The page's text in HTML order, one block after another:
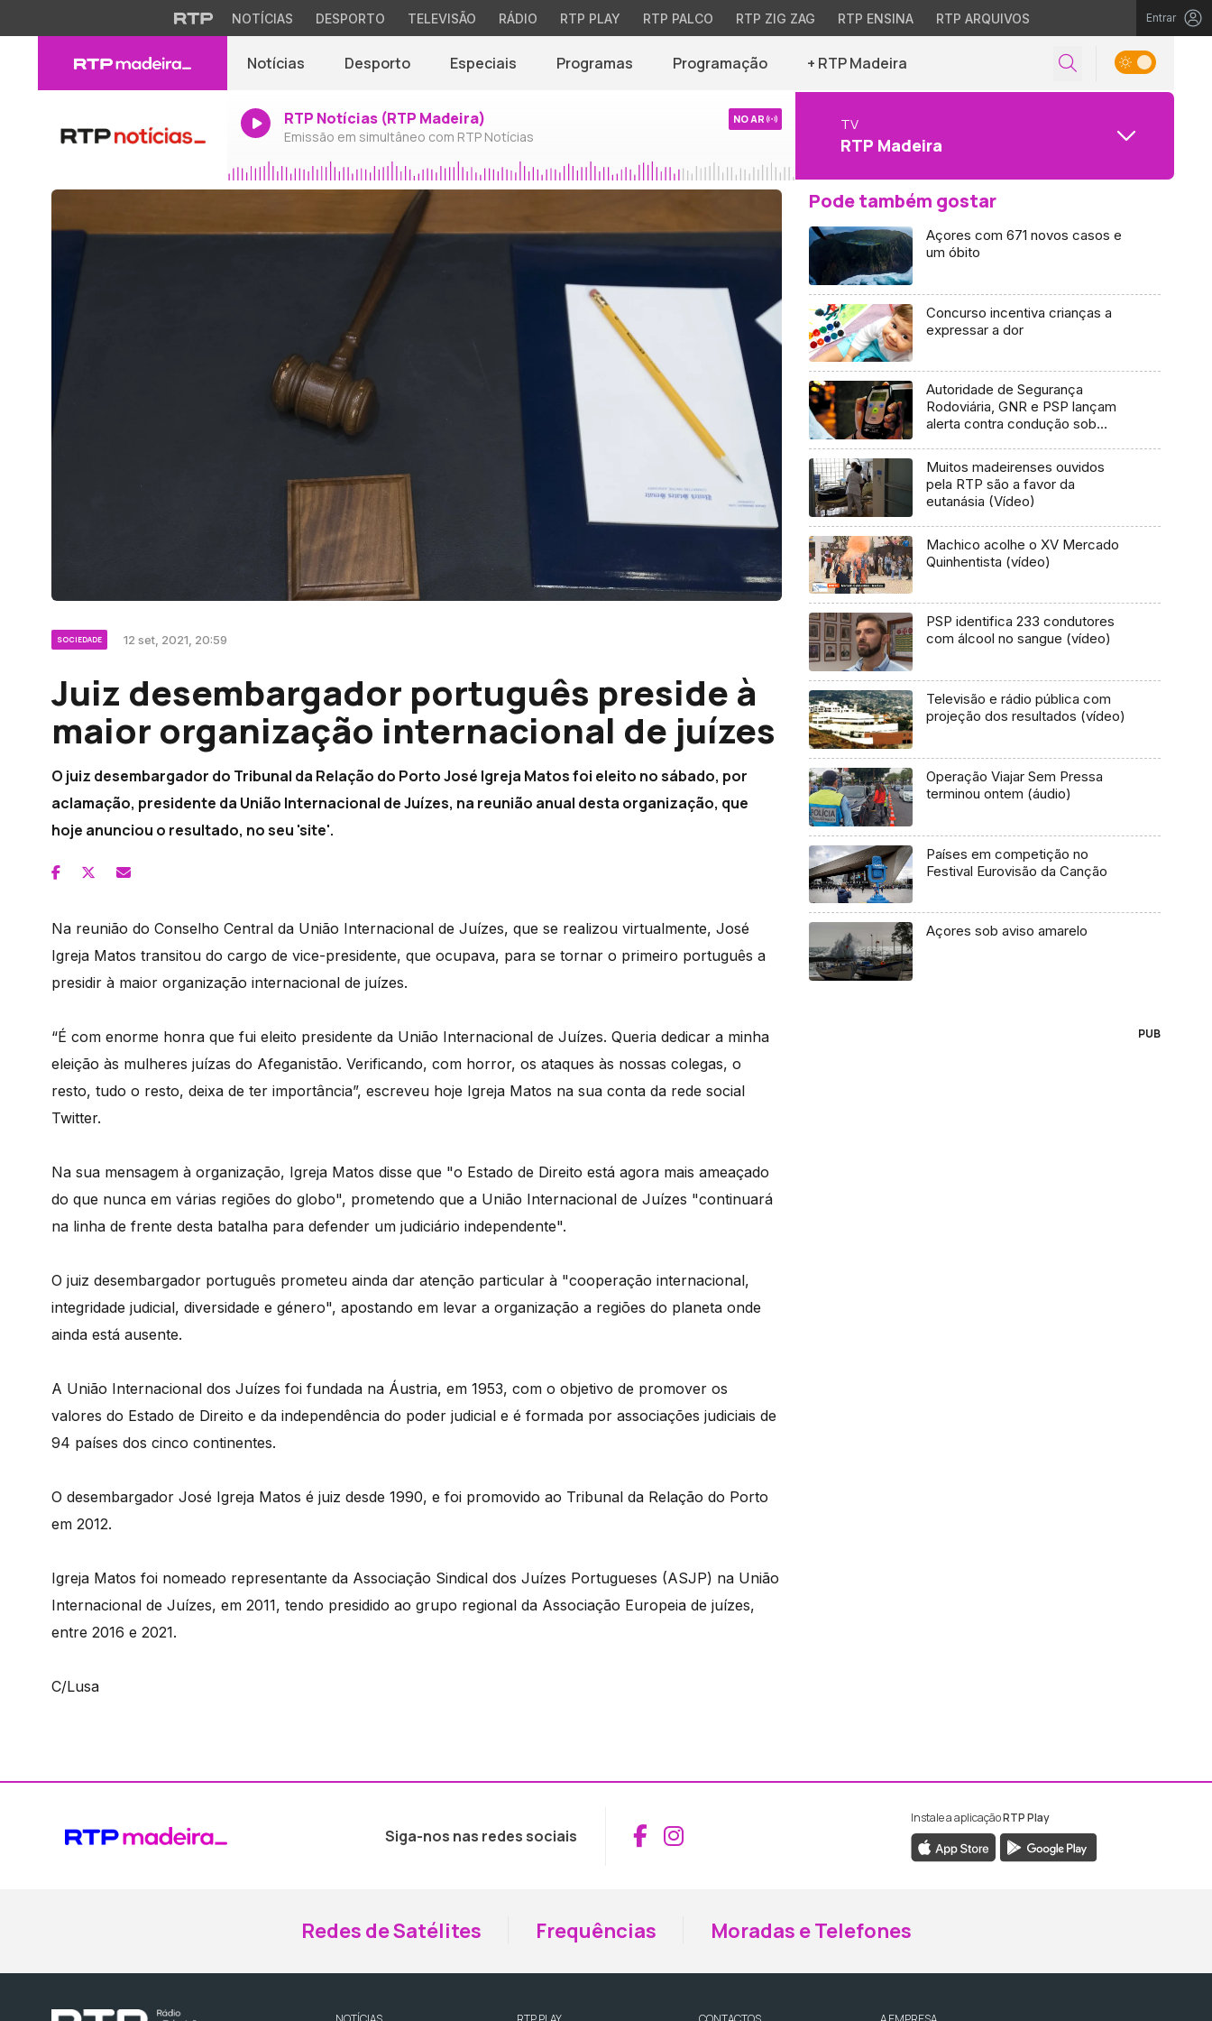
NOTÍCIAS DESPORTO TELEVISÃO RÁDIO RTP PLAY RTP PALCO RTP ZIG ZAG RTP ENSINA RTP ARQUIVOS Entrar
Notícias Desporto Especiais Programas Programação + RTP Madeira
RTP Notícias (RTP Madeira)
Emissão em simultâneo com RTP Notícias
NO AR TV
RTP Madeira
SOCIEDADE 12 set, 2021, 20:59
Juiz desembargador português preside à
maior organização internacional de juízes
O juiz desembargador do Tribunal da Relação do Porto José Igreja Matos foi eleito no sábado, por
aclamação, presidente da União Internacional de Juízes, na reunião anual desta organização, que
hoje anunciou o resultado, no seu 'site'.
Na reunião do Conselho Central da União Internacional de Juízes, que se realizou virtualmente, José
Igreja Matos transitou do cargo de vice-presidente, que ocupava, para se tornar o primeiro português a
presidir à maior organização internacional de juízes.
“É com enorme honra que fui eleito presidente da União Internacional de Juízes. Queria dedicar a minha
eleição às mulheres juízas do Afeganistão. Verificando, com horror, os ataques às nossas colegas, o
resto, tudo o resto, deixa de ter importância”, escreveu hoje Igreja Matos na sua conta da rede social
Twitter.
Na sua mensagem à organização, Igreja Matos disse que "o Estado de Direito está agora mais ameaçado
do que nunca em várias regiões do globo", prometendo que a União Internacional de Juízes "continuará
na linha de frente desta batalha para defender um judiciário independente".
O juiz desembargador português prometeu ainda dar atenção particular à "cooperação internacional,
integridade judicial, diversidade e género", apostando em levar a organização a regiões do planeta onde
ainda está ausente.
A União Internacional dos Juízes foi fundada na Áustria, em 1953, com o objetivo de promover os
valores do Estado de Direito e da independência do poder judicial e é formada por associações judiciais de
94 países dos cinco continentes.
O desembargador José Igreja Matos é juiz desde 1990, e foi promovido ao Tribunal da Relação do Porto
em 2012.
Igreja Matos foi nomeado representante da Associação Sindical dos Juízes Portugueses (ASJP) na União
Internacional de Juízes, em 2011, tendo presidido ao grupo regional da Associação Europeia de juízes,
entre 2016 e 2021.
C/Lusa
Pode também gostar
Açores com 671 novos casos e
um óbito
Concurso incentiva crianças a
expressar a dor
Autoridade de Segurança
Rodoviária, GNR e PSP lançam
alerta contra condução sob
Muitos madeirenses ouvidos
pela RTP são a favor da
eutanásia (Vídeo)
Machico acolhe o XV Mercado
Quinhentista (vídeo)
PSP identifica 233 condutores
com álcool no sangue (vídeo)
Televisão e rádio pública com
projeção dos resultados (vídeo)
Operação Viajar Sem Pressa
terminou ontem (áudio)
Países em competição no
Festival Eurovisão da Canção
Açores sob aviso amarelo
PUB
Siga-nos nas redes sociais Aceder ao Facebook da RTP Madeira
Aceder ao Instagram da RTP Madeira
Instale a aplicaçãoRTP Play
Redes de Satélites Frequências Moradas e Telefones